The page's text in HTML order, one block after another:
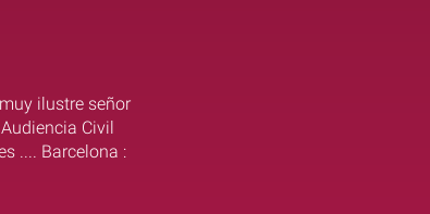
ilustre señor
Civil
.... Barcelona :